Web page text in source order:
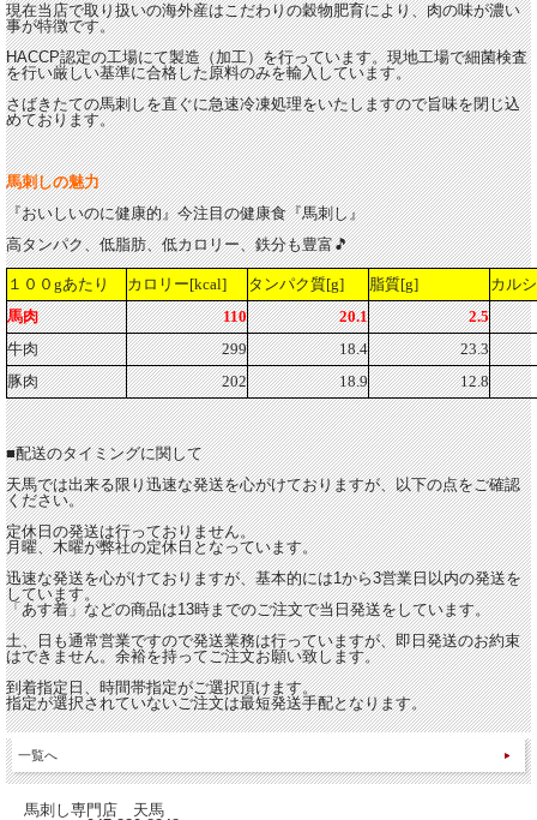
現在当店で取り扱いの海外産はこだわりの穀物肥育により、肉の味が濃い
事が特徴です。
HACCP認定の工場にて製造（加工）を行っています。現地工場で細菌検査
を行い厳しい基準に合格した原料のみを輸入しています。
さばきたての馬刺しを直ぐに急速冷凍処理をいたしますので旨味を閉じ込
めております。
馬刺しの魅力
『おいしいのに健康的』今注目の健康食『馬刺し』
高タンパク、低脂肪、低カロリー、鉄分も豊富🎵
１００gあたり カロリー[kcal] タンパク質[g] 脂質[g]
カル
馬肉
110 20.1
2.5
牛肉
299 18.4
23.3
豚肉
202 18.9 12.8
■配送のタイミングに関して
天馬では出来る限り迅速な発送を心がけておりますが、以下の点をご確認
ください。
定休日の発送は行っておりません。
月曜、木曜が弊社の定休日となっています。
迅速な発送を心がけておりますが、基本的には1から3営業日以内の発送を
しています。
「あす着」などの商品は13時までのご注文で当日発送をしています。
土、日も通常営業ですので発送業務は行っていますが、即日発送のお約束
はできません。余裕を持ってご注文お願い致します。
到着指定日、時間帯指定がご選択頂けます。
指定が選択されていないご注文は最短発送手配となります。
一覧へ
馬刺し専門店 天馬